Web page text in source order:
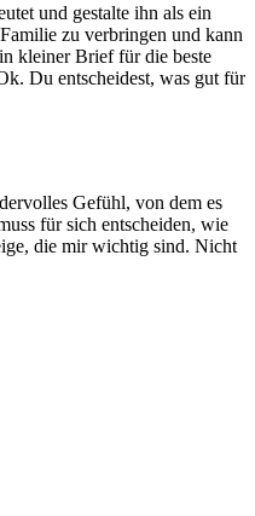
und gestalte ihn als ein
zu verbringen und kann
kleiner Brief für die beste
Du entscheidest, was gut für
Gefühl, von dem es
für sich entscheiden, wie
die mir wichtig sind. Nicht